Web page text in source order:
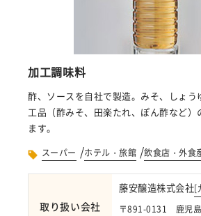
加工調味料
酢、ソースを自社で製造。みそ、しょう
工品（酢みそ、田楽たれ、ぽん酢など）
ます。
スーパー /ホテル・旅館 /飲食店・外食
取り扱い会社
藤安醸造株式会社[
〒891-0131 鹿児